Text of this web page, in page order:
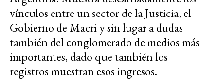
vínculos entre un sector de la Justicia, el
Gobierno de Macri y sin lugar a dudas
también del conglomerado de medios más
importantes, dado que también los
registros muestran esos ingresos.